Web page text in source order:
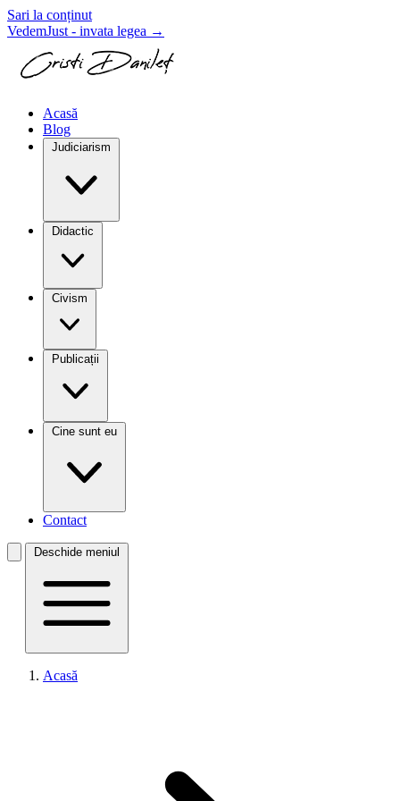
Sari la conținut
VedemJust - invata legea →
Acasă
Blog
Judiciarism
Didactic
Civism
Publicații
Cine sunt eu
Contact
Deschide meniul
Acasă